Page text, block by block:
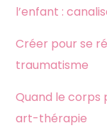
l’enfant :
Créer pour se
traumatisme
Quand le corps
art-thérapie